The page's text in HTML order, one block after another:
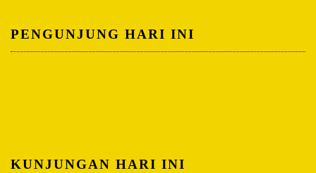
PENGUNJUNG HARI INI
KUNJUNGAN HARI INI